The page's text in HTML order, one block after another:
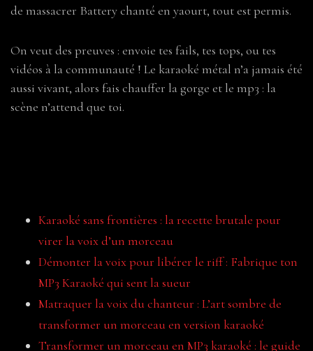
de massacrer Battery chanté en yaourt, tout est permis.
On veut des preuves : envoie tes fails, tes tops, ou tes
vidéos à la communauté ! Le karaoké métal n’a jamais été
aussi vivant, alors fais chauffer la gorge et le mp3 : la
scène n’attend que toi.
Karaoké sans frontières : la recette brutale pour
virer la voix d’un morceau
Démonter la voix pour libérer le riff : Fabrique ton
MP3 Karaoké qui sent la sueur
Matraquer la voix du chanteur : L’art sombre de
transformer un morceau en version karaoké
Transformer un morceau en MP3 karaoké : le guide